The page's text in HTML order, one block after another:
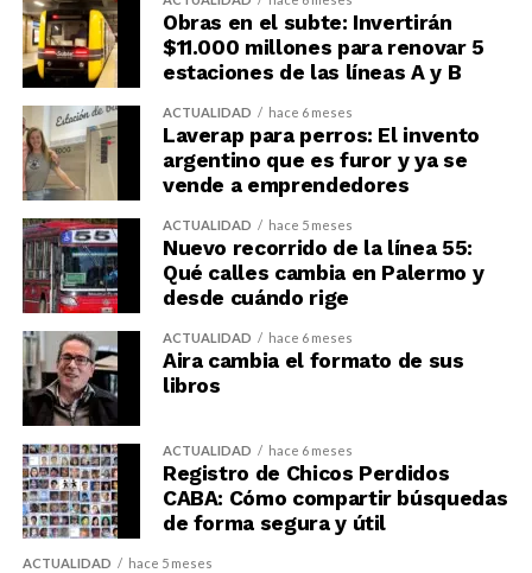
Obras en el subte: Invertirán
$11.000 millones para renovar 5
estaciones de las líneas A y B
ACTUALIDAD hace 6 meses
Laverap para perros: El invento
argentino que es furor y ya se
vende a emprendedores
ACTUALIDAD hace 5 meses
Nuevo recorrido de la línea 55:
Qué calles cambia en Palermo y
desde cuándo rige
ACTUALIDAD hace 6 meses
Aira cambia el formato de sus
libros
ACTUALIDAD hace 6 meses
Registro de Chicos Perdidos
CABA: Cómo compartir búsquedas
de forma segura y útil
ACTUALIDAD hace 5 meses